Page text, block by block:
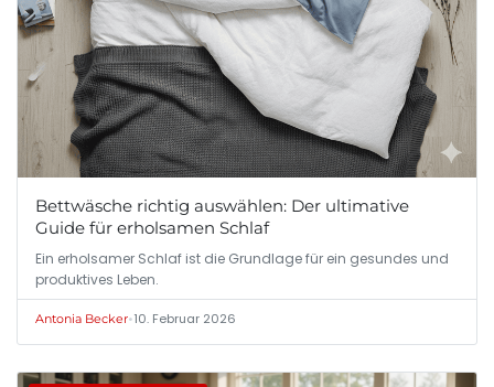
Bettwäsche richtig auswählen: Der ultimative
Guide für erholsamen Schlaf
Ein erholsamer Schlaf ist die Grundlage für ein gesundes und
produktives Leben.
Antonia Becker•10. Februar 2026